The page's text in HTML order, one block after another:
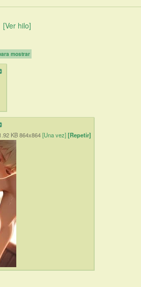
[Ver hilo]
mostrar
KB 864x864[Una vez][Repetir]